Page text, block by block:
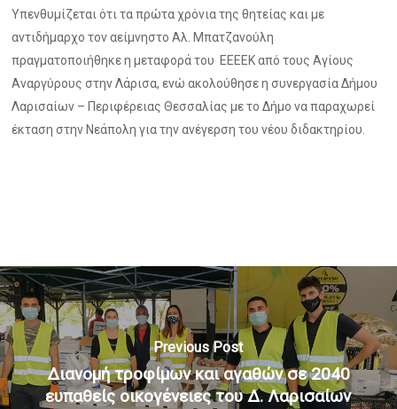
Υπενθυμίζεται ότι τα πρώτα χρόνια της θητείας και με
αντιδήμαρχο τον αείμνηστο Αλ. Μπατζανούλη
πραγματοποιήθηκε η μεταφορά του ΕΕΕΕΚ από τους Αγίους
Αναργύρους στην Λάρισα, ενώ ακολούθησε η συνεργασία Δήμου
Λαρισαίων – Περιφέρειας Θεσσαλίας με το Δήμο να παραχωρεί
έκταση στην Νεάπολη για την ανέγερση του νέου διδακτηρίου.
Previous Post
Διανομή τροφίμων και αγαθών σε 2040
ευπαθείς οικογένειες του Δ. Λαρισαίων